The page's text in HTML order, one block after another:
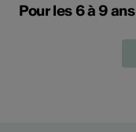
Pour les 6 à 9 ans